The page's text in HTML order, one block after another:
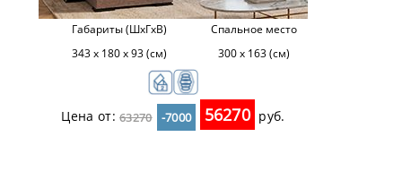
Габариты (ШхГхВ)
343 х 180 х 93 (см)
Спальное место
300 х 163 (см)
Цена от:63270 -7000 56270 руб.